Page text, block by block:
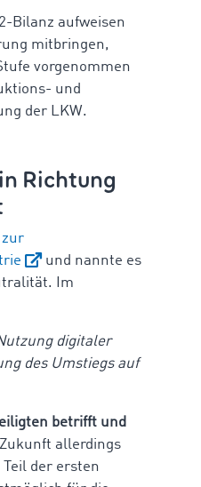
Bilanz aufweisen
mitbringen,
vorgenommen
und
der LKW.
Richtung
zur
und nannte es
Im
digitaler
des Umstiegs auf
betrifft und
allerdings
der ersten